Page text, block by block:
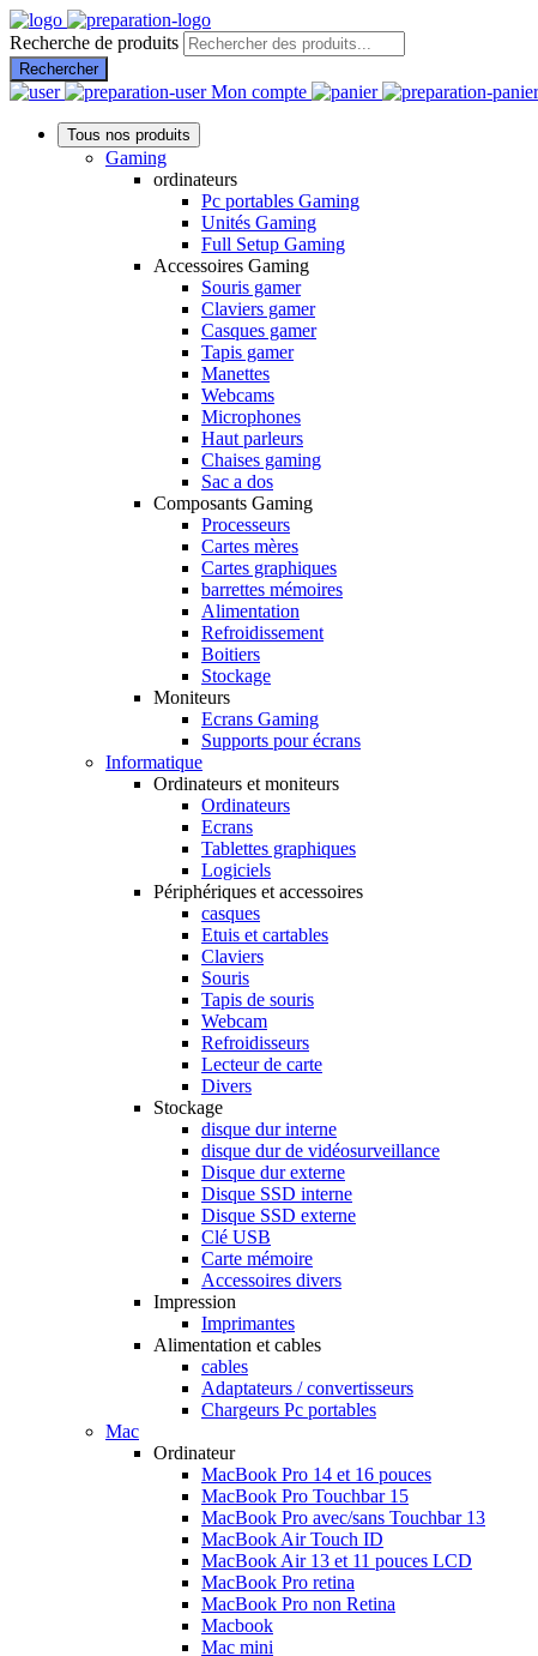
Recherche de produits
Rechercher
Mon compte
Tous nos produits
Gaming
ordinateurs
Pc portables Gaming
Unités Gaming
Full Setup Gaming
Accessoires Gaming
Souris gamer
Claviers gamer
Casques gamer
Tapis gamer
Manettes
Webcams
Microphones
Haut parleurs
Chaises gaming
Sac a dos
Composants Gaming
Processeurs
Cartes mères
Cartes graphiques
barrettes mémoires
Alimentation
Refroidissement
Boitiers
Stockage
Moniteurs
Ecrans Gaming
Supports pour écrans
Informatique
Ordinateurs et moniteurs
Ordinateurs
Ecrans
Tablettes graphiques
Logiciels
Périphériques et accessoires
casques
Etuis et cartables
Claviers
Souris
Tapis de souris
Webcam
Refroidisseurs
Lecteur de carte
Divers
Stockage
disque dur interne
disque dur de vidéosurveillance
Disque dur externe
Disque SSD interne
Disque SSD externe
Clé USB
Carte mémoire
Accessoires divers
Impression
Imprimantes
Alimentation et cables
cables
Adaptateurs / convertisseurs
Chargeurs Pc portables
Mac
Ordinateur
MacBook Pro 14 et 16 pouces
MacBook Pro Touchbar 15
MacBook Pro avec/sans Touchbar 13
MacBook Air Touch ID
MacBook Air 13 et 11 pouces LCD
MacBook Pro retina
MacBook Pro non Retina
Macbook
Mac mini